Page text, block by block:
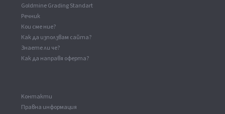
Goldmine Grading Standart
Речник
Кои сме ние?
Как да използвам сайта?
Знаете ли че?
Как да направя оферта?
Kонтакти
Правна информация